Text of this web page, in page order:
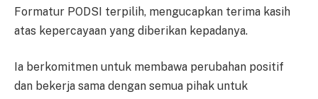
Formatur PODSI terpilih, mengucapkan terima kasih
atas kepercayaan yang diberikan kepadanya.
Ia berkomitmen untuk membawa perubahan positif
dan bekerja sama dengan semua pihak untuk